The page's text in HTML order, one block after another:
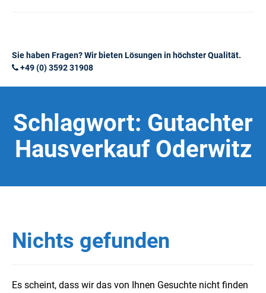
Sie haben Fragen? Wir bieten Lösungen in höchster Qualität.
+49 (0) 3592 31908
Schlagwort: Gutachter
Hausverkauf Oderwitz
Nichts gefunden
Es scheint, dass wir das von Ihnen Gesuchte nicht finden